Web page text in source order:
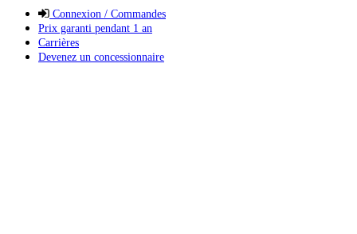
Connexion / Commandes
Prix garanti pendant 1 an
Carrières
Devenez un concessionnaire